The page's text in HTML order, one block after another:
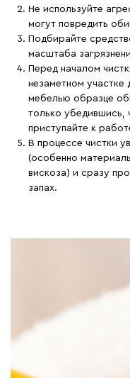
Не используйте
могут повредить
Подбирайте
масштаба
Перед началом
незаметном участке
мебелью образце
только убедившись,
приступайте к
В процессе чистки
(особенно
вискоза) и сразу
запах.